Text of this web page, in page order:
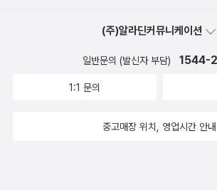
을 지키며 살아가는 이들이 있기에 가능한
는 박시하의 시집이 참 좋다.
활짝 피었다는 소식을 듣고 일부러 며칠을
업혀 있습니다 어둠 속에서 한 나무가 흘러
고 추슬러올립니다 무거운데 이젠 나 좀 내
신을 업고 나무에 올라 풀쩍, 뛰어내렸습
다.“조금만 물러나 주시면 안 되겠습니까?”
보았다.“싫어.”그녀의 손가락이 그의 입술에
려 물러서는 그녀의 손목을 낚아챘다.“시험
저주받은 자,“아가씨, 오늘은 건드릴 수 없겠
(주)알라딘커뮤니케이션
일반문의 (발신자 부담) 1544-
1:1 문의
중고매장 위치, 영업시간 안내